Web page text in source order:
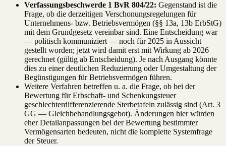
Verfassungsbeschwerde 1 BvR 804/22: Gegenstand ist die
Frage, ob die derzeitigen Verschonungsregelungen für
Unternehmens- bzw. Betriebsvermögen (§§ 13a, 13b ErbStG)
mit dem Grundgesetz vereinbar sind. Eine Entscheidung war
— politisch kommuniziert — noch für 2025 in Aussicht
gestellt worden; jetzt wird damit erst mit Wirkung ab 2026
gerechnet (gültig ab Entscheidung). Je nach Ausgang könnte
dies zu einer deutlichen Reduzierung oder Umgestaltung der
Begünstigungen für Betriebsvermögen führen.
Weitere Verfahren betreffen u. a. die Frage, ob bei der
Bewertung für Erbschaft- und Schenkungsteuer
geschlechterdifferenzierende Sterbetafeln zulässig sind (Art. 3
GG — Gleichbehandlungsgebot). Änderungen hier würden
eher Detailanpassungen bei der Bewertung bestimmter
Vermögensarten bedeuten, nicht die komplette Systemfrage
der Steuer.